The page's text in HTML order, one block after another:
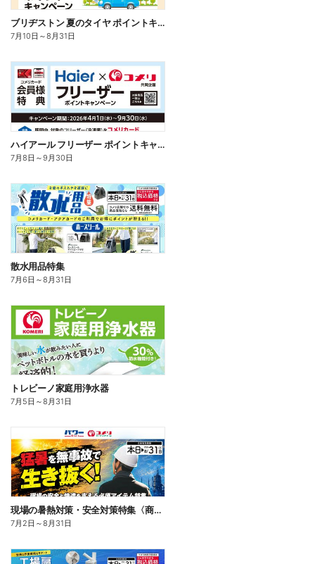
ブリヂストン 夏のタイヤ ポイントキャンペーン
7月10日 ～8月31日
ハイアール フリーザー ポイントキャンペーン
7月8日 ～9月30日
散水用品特集
7月6日 ～8月31日
トレビーノ家庭用浄水器
7月5日 ～8月31日
現場の暑熱対策・安全対策特集〈商品一例〉
7月2日 ～8月31日